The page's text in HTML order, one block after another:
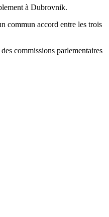
à Dubrovnik.
commun accord entre les trois
commissions parlementaires